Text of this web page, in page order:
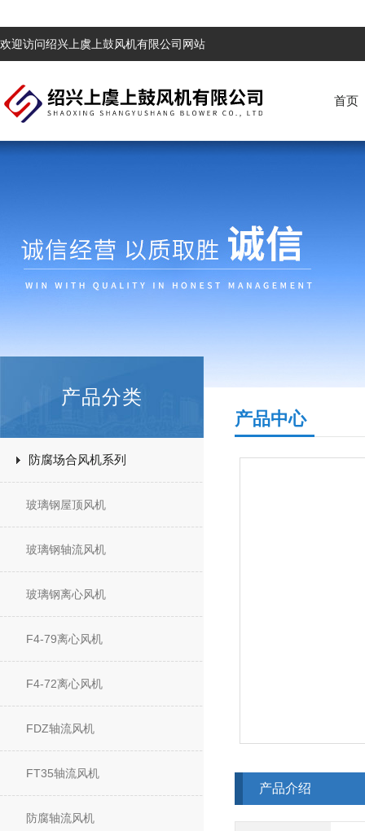
欢迎访问绍兴上虞上鼓风机有限公司网站
首页
产品分类
防腐场合风机系列
玻璃钢屋顶风机
玻璃钢轴流风机
玻璃钢离心风机
F4-79离心风机
F4-72离心风机
FDZ轴流风机
FT35轴流风机
防腐轴流风机
产品中心
产品介绍